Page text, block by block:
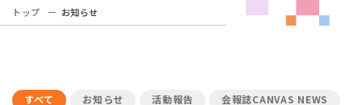
トップ お知らせ
すべて お知らせ 活動報告 会報誌CANVAS NEWS